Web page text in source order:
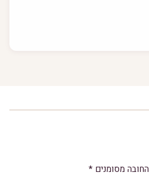
מסומנים *